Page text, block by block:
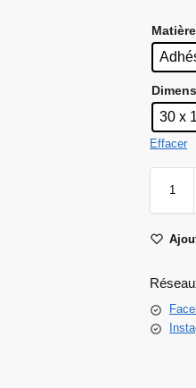
Matière
30 x
Effacer